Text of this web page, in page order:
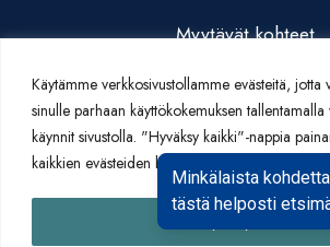
Käytämme verkkosivustollamme evästeitä, jotta
sinulle parhaan käyttökokemuksen tallentamalla
käynnit sivustolla. "Hyväksy kaikki"-nappia
kaikkien evästeiden käytön.
Minkälaista
tästä helposti
Myytävät kohteet
Yritysesittely
Yhteystiedot
Artikkelit